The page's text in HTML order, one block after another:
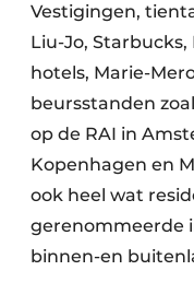
Vestigingen,
Liu-Jo, Starbucks,
hotels, Marie-
beursstanden
op de RAI in
Kopenhagen en
ook heel wat
gerenommeerde
binnen-en